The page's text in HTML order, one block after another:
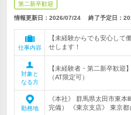
第二新卒歓迎
情報更新日：2026/07/24 終了予定日：
仕事内容
【未経験からでも安心して
せします！
対象と
なる方
【未経験者・第二新卒歓
（AT限定可）
勤務地
《本社》 群馬県太田市東
完備） 《東京支店》 東京都